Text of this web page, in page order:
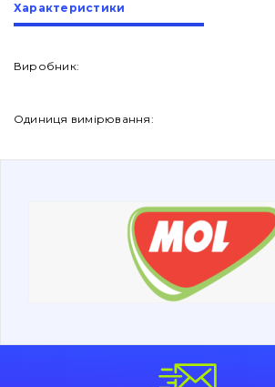
Контакти
Вакансії
Фільтри та мастильні матеріали
Болти, гайки і елементи кріплення
Коронки, зуби, адаптери, пальці, фіксатори
Характеристики
Виробник:
Одиниця вимірювання: